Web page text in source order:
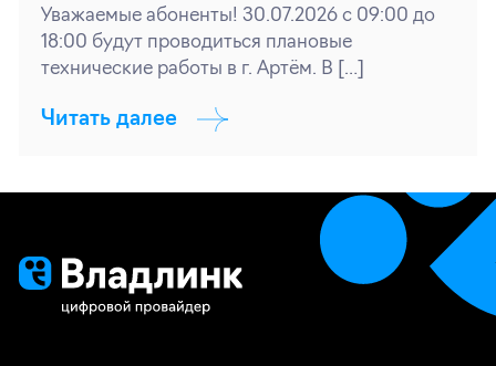
Уважаемые абоненты! 30.07.2026 с 09:00 до
18:00 будут проводиться плановые
технические работы в г. Артём. В […]
Читать далее